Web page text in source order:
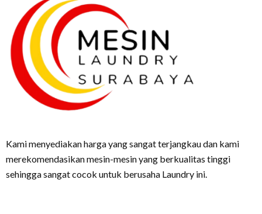
Kami menyediakan harga yang sangat terjangkau dan kami
merekomendasikan mesin-mesin yang berkualitas tinggi
sehingga sangat cocok untuk berusaha Laundry ini.